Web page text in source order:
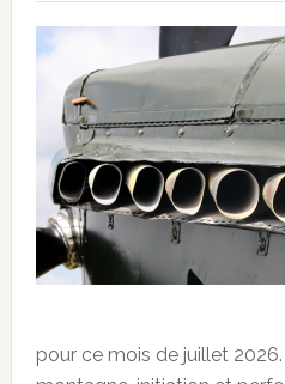
pour ce mois de juillet